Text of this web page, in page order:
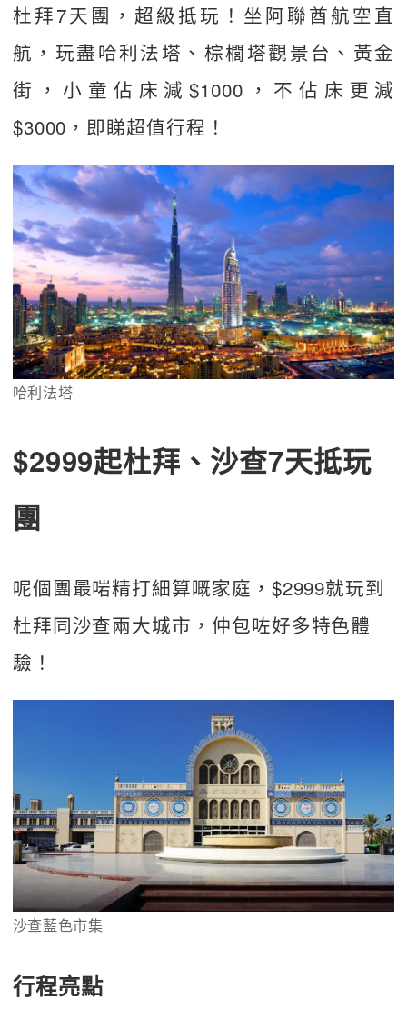
杜拜7天團，超級抵玩！坐阿聯酋航空直
航，玩盡哈利法塔、棕櫚塔觀景台、黃金
街，小童佔床減$1000，不佔床更減
$3000，即睇超值行程！
哈利法塔
$2999起杜拜、沙查7天抵玩
團
呢個團最啱精打細算嘅家庭，$2999就玩到
杜拜同沙查兩大城市，仲包咗好多特色體
驗！
沙查藍色市集
行程亮點